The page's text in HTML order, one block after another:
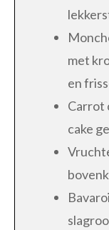
met
en
Carrot
cake